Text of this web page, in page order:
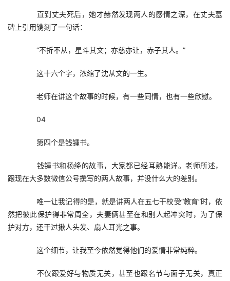
直到丈夫死后，她才赫然发现两人的感情之深，在丈夫墓
碑上引用镌刻了一句话：
“不折不从，星斗其文；亦慈亦让，赤子其人。”
这十六个字，浓缩了沈从文的一生。
老师在讲这个故事的时候，有一些同情，也有一些欣慰。
04
第四个是钱锺书。
钱锺书和杨绛的故事，大家都已经耳熟能详。老师所述，
跟现在大多数微信公号撰写的两人故事，并没什么大的差别。
唯一让我记得的是，就是讲两人在五七干校受“教育”时，依
然把彼此保护得非常周全，夫妻俩甚至在和别人起冲突时，为了保
护对方，还干过揪人头发、扇人耳光之事。
这个细节，让我至今依然觉得他们的爱情非常纯粹。
不仅跟爱好与物质无关，甚至也跟名节与面子无关，真正